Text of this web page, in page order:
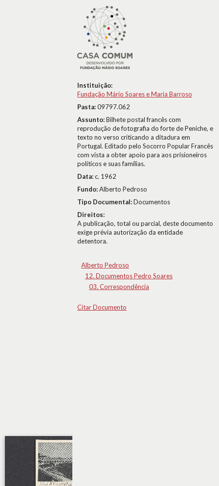
Instituição:
Fundação Mário Soares e Maria Barroso
Pasta:09797.062
Assunto:Bilhete postal francês com
reprodução de fotografia do forte de Peniche, e
texto no verso criticando a ditadura em
Portugal. Editado pelo Socorro Popular Francês
com vista a obter apoio para aos prisioneiros
políticos e suas famílias.
Data:c. 1962
Fundo:Alberto Pedroso
Tipo Documental:Documentos
Direitos:
A publicação, total ou parcial, deste documento
exige prévia autorização da entidade
detentora.
Alberto Pedroso
12. Documentos Pedro Soares
03. Correspondência
Citar Documento